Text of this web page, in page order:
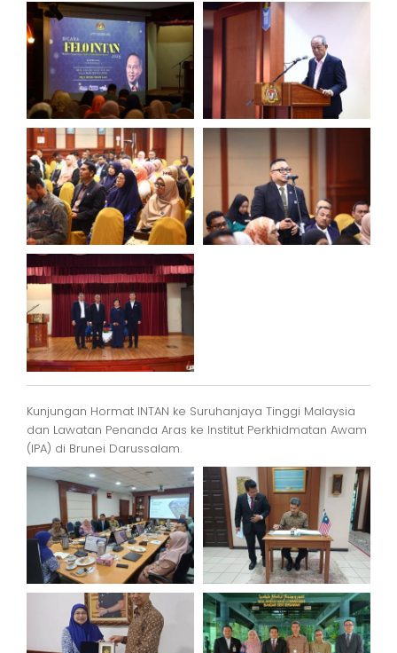
Kunjungan Hormat INTAN ke Suruhanjaya Tinggi Malaysia
dan Lawatan Penanda Aras ke Institut Perkhidmatan Awam
(IPA) di Brunei Darussalam.